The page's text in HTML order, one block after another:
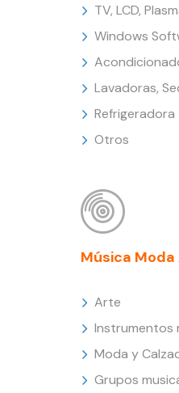
TV, LCD,
Windows
Lavadoras,
Refrigeradora
Otros
Música
Arte
Instrumentos
Moda y
Grupos